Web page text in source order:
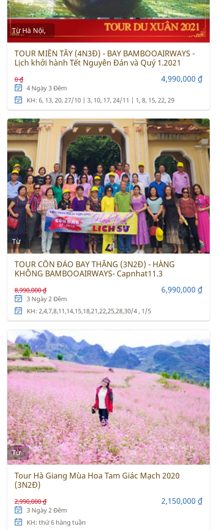
Từ Hà Nội,
TOUR MIỀN TÂY (4N3Đ) - BAY BAMBOOAIRWAYS -
Lịch khởi hành Tết Nguyên Đán và Quý 1.2021
0 ₫ 4,990,000 ₫
4 Ngày 3 Đêm
KH: 6, 13, 20, 27/10 | 3, 10, 17, 24/11 | 1, 8, 15, 22, 29
Từ
TOUR CÔN ĐẢO BAY THẲNG (3N2Đ) - HÀNG
KHÔNG BAMBOOAIRWAYS- Capnhat11.3
8,990,000 ₫ 6,990,000 ₫
3 Ngày 2 Đêm
KH: 2,4,7,8,11,14,15,18,21,22,25,28,30/4 , 1/5
Từ
Tour Hà Giang Mùa Hoa Tam Giác Mạch 2020
(3N2Đ)
2,990,000 ₫ 2,150,000 ₫
3 Ngày 2 Đêm
KH: thứ 6 hàng tuần